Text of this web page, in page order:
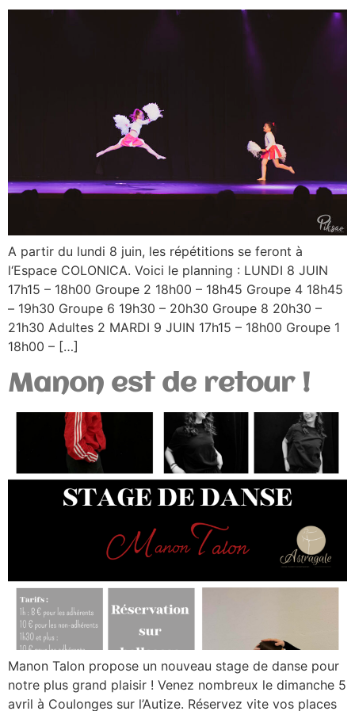
A partir du lundi 8 juin, les répétitions se feront à
l‘Espace COLONICA. Voici le planning : LUNDI 8 JUIN
17h15 – 18h00 Groupe 2 18h00 – 18h45 Groupe 4 18h45
– 19h30 Groupe 6 19h30 – 20h30 Groupe 8 20h30 –
21h30 Adultes 2 MARDI 9 JUIN 17h15 – 18h00 Groupe 1
18h00 – […]
Manon est de retour !
Manon Talon propose un nouveau stage de danse pour
notre plus grand plaisir ! Venez nombreux le dimanche 5
avril à Coulonges sur l’Autize. Réservez vite vos places